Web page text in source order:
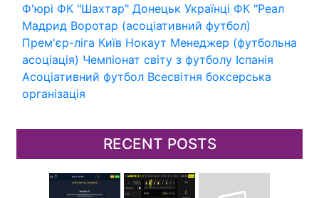
Ф'юрі ФК "Шахтар" Донецьк Українці ФК "Реал
Мадрид Воротар (асоціативний футбол)
Прем'єр-ліга Київ Нокаут Менеджер (футбольна
асоціація) Чемпіонат світу з футболу Іспанія
Асоціативний футбол Всесвітня боксерська
організація
RECENT POSTS